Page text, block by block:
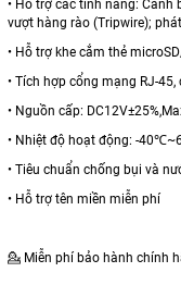
• Hỗ trợ các tính năng:
vượt hàng rào (Tripwire);
• Hỗ trợ khe cắm thẻ
• Tích hợp cổng mạng RJ-45,
• Nguồn cấp:
• Nhiệt độ hoạt động: -
• Tiêu chuẩn chống bụi và
• Hỗ trợ tên miền miễn phí
💁 Miễn phí bảo hành chính